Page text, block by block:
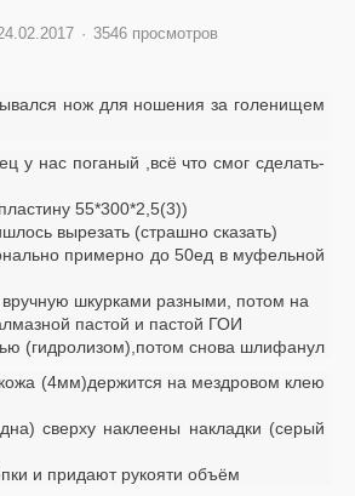
3546 просмотров
нож для ношения за голенищем
у нас поганый ,всё что смог сделать-
55*300*2,5(3))
вырезать (страшно сказать)
примерно до 50ед в муфельной
шкурками разными, потом на
пастой и пастой ГОИ
(гидролизом),потом снова шлифанул
кожа (4мм)держится на мездровом клею
сверху наклеены накладки (серый
и придают рукояти объём